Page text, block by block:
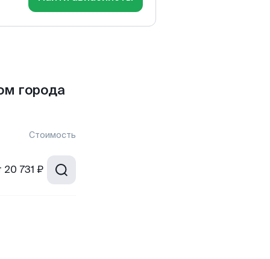
города
Стоимость
20 731 ₽